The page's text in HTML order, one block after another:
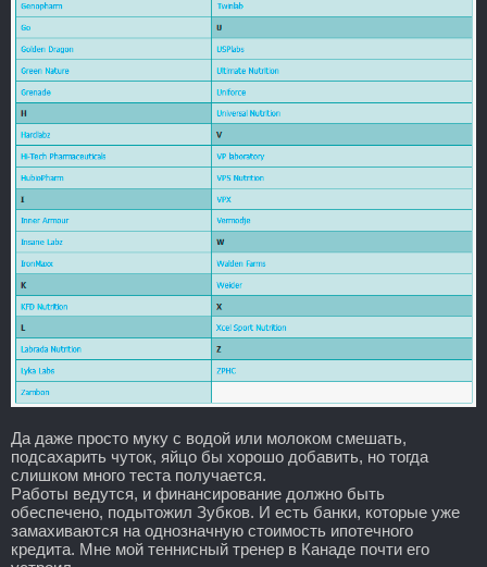
Да даже просто муку с водой или молоком смешать,
подсахарить чуток, яйцо бы хорошо добавить, но тогда
слишком много теста получается.
Работы ведутся, и финансирование должно быть
обеспечено, подытожил Зубков. И есть банки, которые уже
замахиваются на однозначную стоимость ипотечного
кредита. Мне мой теннисный тренер в Канаде почти его